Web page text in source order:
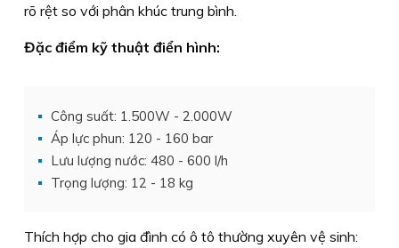
rõ rệt so với phân khúc trung bình.
Đặc điểm kỹ thuật điển hình:
Công suất: 1.500W - 2.000W
Áp lực phun: 120 - 160 bar
Lưu lượng nước: 480 - 600 l/h
Trọng lượng: 12 - 18 kg
Thích hợp cho gia đình có ô tô thường xuyên vệ sinh: